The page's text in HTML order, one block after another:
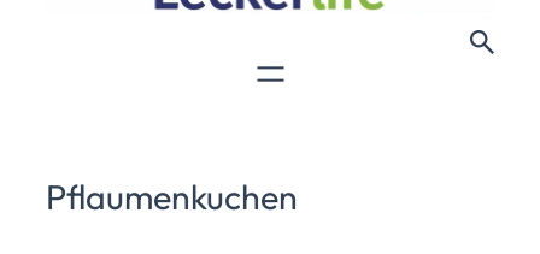
Pflaumenkuchen